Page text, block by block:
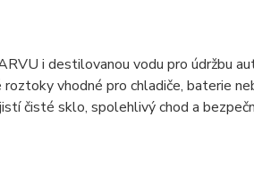
i destilovanou vodu pro údržbu
vhodné pro chladiče, baterie
čisté sklo, spolehlivý chod a